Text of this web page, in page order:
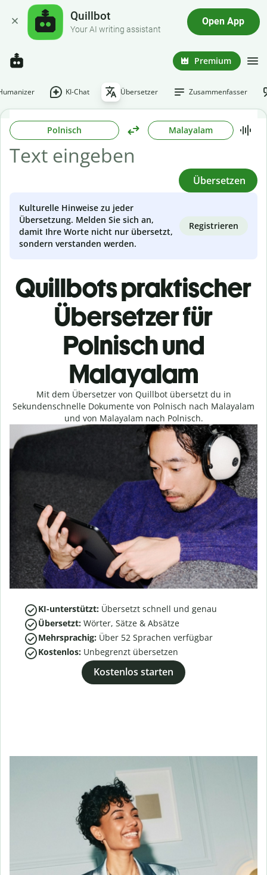
Quillbot
Your AI writing assistant
Open App
Premium
KI-Chat Übersetzer Zusammenfasser
Polnisch Malayalam
Übersetzen
Kulturelle Hinweise zu jeder
Übersetzung. Melden Sie sich an,
damit Ihre Worte nicht nur übersetzt,
sondern verstanden werden.
Registrieren
Quillbots praktischer
Übersetzer für
Polnisch und
Malayalam
Mit dem Übersetzer von Quillbot übersetzt du in
Sekundenschnelle Dokumente von Polnisch nach Malayalam
und von Malayalam nach Polnisch.
KI-unterstützt: Übersetzt schnell und genau
Übersetzt: Wörter, Sätze & Absätze
Mehrsprachig: Über 52 Sprachen verfügbar
Kostenlos: Unbegrenzt übersetzen
Kostenlos starten